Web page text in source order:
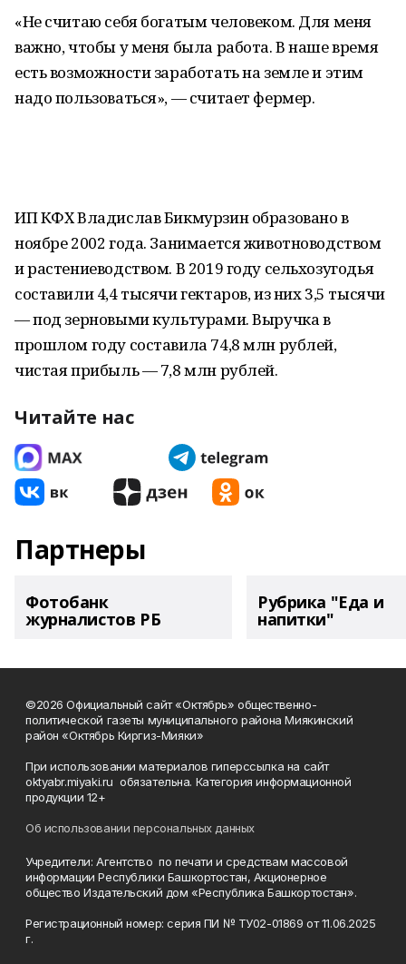
«Не считаю себя богатым человеком. Для меня
важно, чтобы у меня была работа. В наше время
есть возможности заработать на земле и этим
надо пользоваться», — считает фермер.
ИП КФХ Владислав Бикмурзин образовано в
ноябре 2002 года. Занимается животноводством
и растениеводством. В 2019 году сельхозугодья
составили 4,4 тысячи гектаров, из них 3,5 тысячи
— под зерновыми культурами. Выручка в
прошлом году составила 74,8 млн рублей,
чистая прибыль — 7,8 млн рублей.
Читайте нас
Партнеры
Фотобанк
журналистов РБ
Рубрика "Еда и
напитки"
©2026 Официальный сайт «Октябрь» общественно-
политической газеты муниципального района Миякинский
район «Октябрь Киргиз-Мияки»
При использовании материалов гиперссылка на сайт
oktyabr.miyaki.ru обязательна. Категория информационной
продукции 12+
Об использовании персональных данных
Учредители: Агентство по печати и средствам массовой
информации Республики Башкортостан, Акционерное
общество Издательский дом «Республика Башкортостан».
Регистрационный номер: серия ПИ № ТУ02-01869 от 11.06.2025
г.